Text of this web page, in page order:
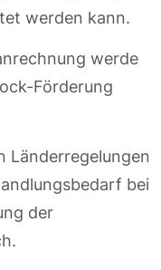
werden kann.
werde
Förderung
Länderregelungen
bei
der